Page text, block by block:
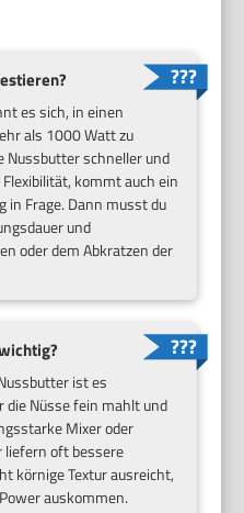
es sich, in einen
als 1000 Watt zu
Nussbutter schneller und
kommt auch ein
in Frage. Dann musst du
und
oder dem Abkratzen der
ist es
die Nüsse fein mahlt und
Mixer oder
liefern oft bessere
körnige Textur ausreicht,
auskommen.